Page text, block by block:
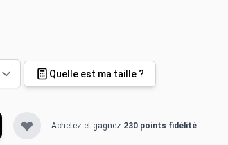
Quelle est ma taille ?
Achetez et gagnez 230 points fidélité